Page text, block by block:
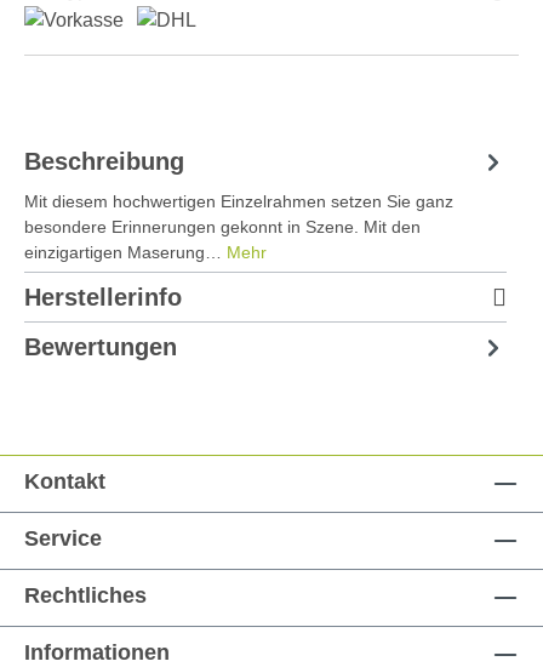
Beschreibung
Mit diesem hochwertigen Einzelrahmen setzen Sie ganz
besondere Erinnerungen gekonnt in Szene. Mit den
einzigartigen Maserung… Mehr
Herstellerinfo
Bewertungen
Kontakt
Service
Rechtliches
Informationen